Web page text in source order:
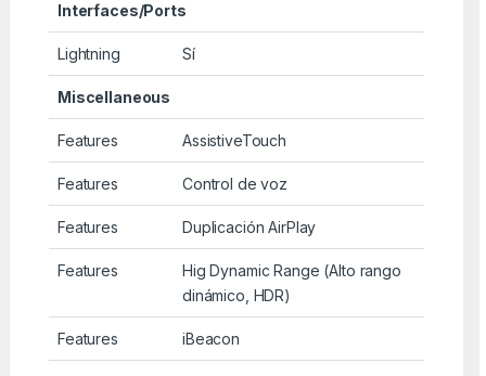
Interfaces/Ports
Lightning Sí
Miscellaneous
Features AssistiveTouch
Features Control de voz
Features Duplicación AirPlay
Features
Hig Dynamic Range (Alto rango
dinámico, HDR)
Features iBeacon